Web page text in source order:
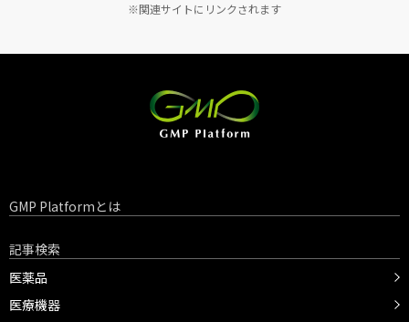
※関連サイトにリンクされます
GMP Platformとは
記事検索
医薬品
医療機器